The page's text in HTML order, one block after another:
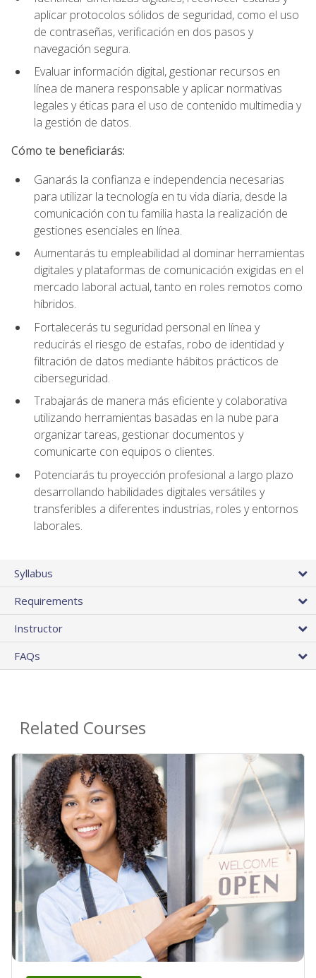
aplicar protocolos sólidos de seguridad, como el uso
de contraseñas, verificación en dos pasos y
navegación segura.
Evaluar información digital, gestionar recursos en
línea de manera responsable y aplicar normativas
legales y éticas para el uso de contenido multimedia y
la gestión de datos.
Cómo te beneficiarás:
Ganarás la confianza e independencia necesarias
para utilizar la tecnología en tu vida diaria, desde la
comunicación con tu familia hasta la realización de
gestiones esenciales en línea.
Aumentarás tu empleabilidad al dominar herramientas
digitales y plataformas de comunicación exigidas en el
mercado laboral actual, tanto en roles remotos como
híbridos.
Fortalecerás tu seguridad personal en línea y
reducirás el riesgo de estafas, robo de identidad y
filtración de datos mediante hábitos prácticos de
ciberseguridad.
Trabajarás de manera más eficiente y colaborativa
utilizando herramientas basadas en la nube para
organizar tareas, gestionar documentos y
comunicarte con equipos o clientes.
Potenciarás tu proyección profesional a largo plazo
desarrollando habilidades digitales versátiles y
transferibles a diferentes industrias, roles y entornos
laborales.
Syllabus
Requirements
Instructor
FAQs
Related Courses